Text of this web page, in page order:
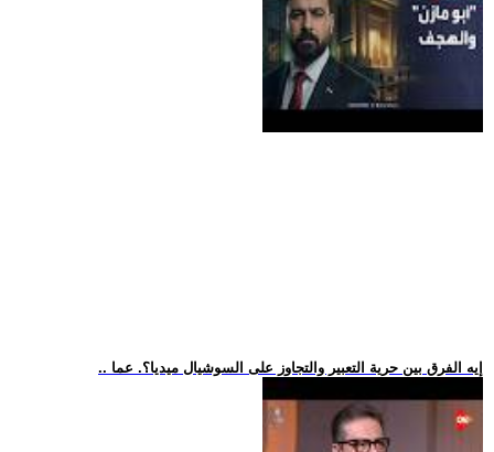
.. إيه الفرق بين حرية التعبير والتجاوز على السوشيال ميديا؟. عما